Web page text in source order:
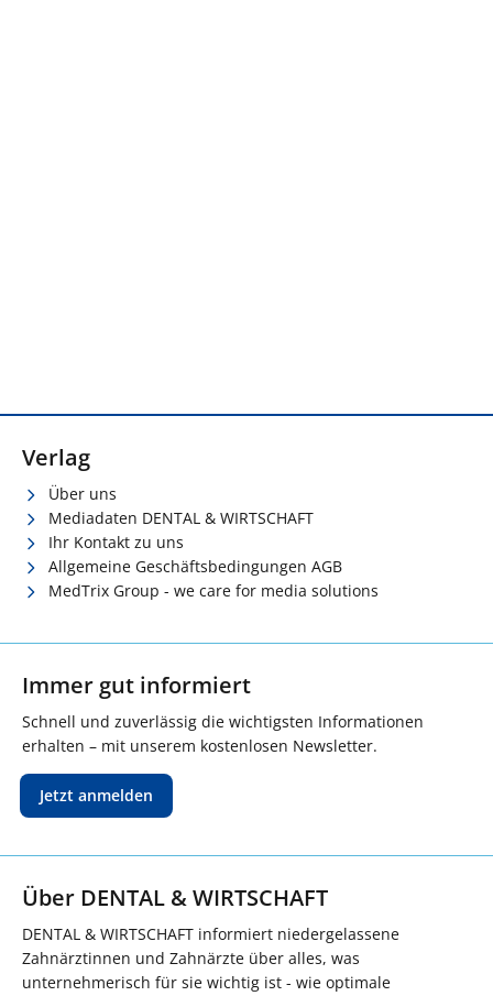
Verlag
Über uns
Mediadaten DENTAL & WIRTSCHAFT
Ihr Kontakt zu uns
Allgemeine Geschäftsbedingungen AGB
MedTrix Group - we care for media solutions
Immer gut informiert
Schnell und zuverlässig die wichtigsten Informationen
erhalten – mit unserem kostenlosen Newsletter.
Jetzt anmelden
Über DENTAL & WIRTSCHAFT
DENTAL & WIRTSCHAFT informiert niedergelassene
Zahnärztinnen und Zahnärzte über alles, was
unternehmerisch für sie wichtig ist - wie optimale